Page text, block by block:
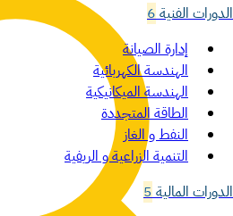
الدورات الفنية6
إدارة الصيانة
الهندسة الكهربائية
الهندسة الميكانيكية
الطاقة المتجددة
النفط و الغاز
التنمية الزراعية و الريفية
الدورات المالية5